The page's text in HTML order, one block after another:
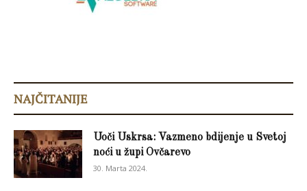
NAJČITANIJE
Uoči Uskrsa: Vazmeno bdijenje u Svetoj
noći u župi Ovčarevo
30. Marta 2024.